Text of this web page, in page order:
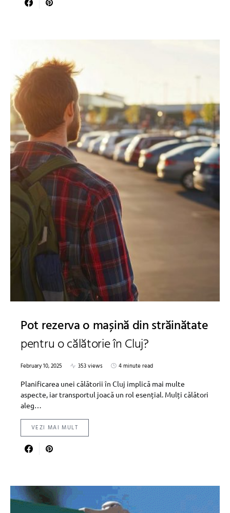
Pot rezerva o mașină din străinătate
pentru o călătorie în Cluj?
February 10, 2025 353 views
4 minute read
Planificarea unei călătorii în Cluj implică mai multe
aspecte, iar transportul joacă un rol esențial. Mulți călători
aleg…
VEZI MAI MULT